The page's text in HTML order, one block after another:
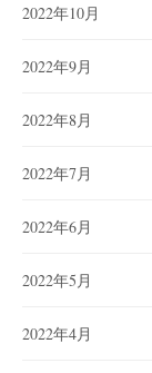
2022年10月
2022年9月
2022年8月
2022年7月
2022年6月
2022年5月
2022年4月